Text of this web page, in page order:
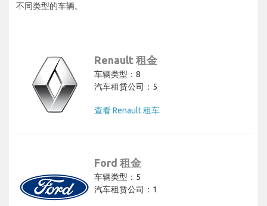
不同类型的车辆。
Renault 租金
车辆类型：8
汽车租赁公司：5
查看 Renault 租车
Ford 租金
车辆类型：5
汽车租赁公司：1